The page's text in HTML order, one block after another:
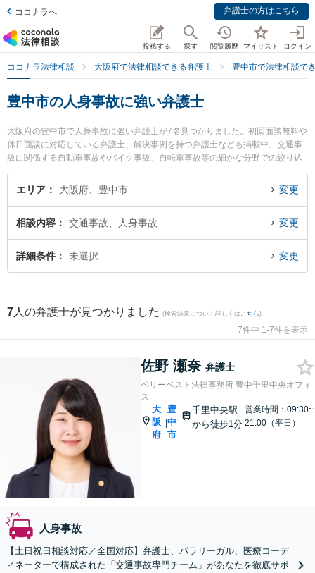
ココナラへ 弁護士の方はこちら
投稿する 探す 閲覧履歴 マイリスト ログイン
ココナラ法律相談 大阪府で法律相談できる弁護士 豊中市で法律相談で
豊中市の人身事故に強い弁護士
大阪府の豊中市で人身事故に強い弁護士が7名見つかりました。初回面談無料や
休日面談に対応している弁護士、解決事例を持つ弁護士なども掲載中。交通事
故に関係する自動車事故やバイク事故、自転車事故等の細かな分野での絞り込
み検索もでき便利です。特にベリーベスト法律事務所 豊中千里中央オフィスの
佐野 瀬奈弁護士やなごみ法律事務所の森岡 満広弁護士、えびす法律事務所の西
したい』『人身事故のトラブル解決の実績豊富な近くの弁護士を検索したい』
『初回相談無料で人身事故を法律相談できる豊中市内の弁護士に相談予約した
い』などでお困りの相談者さんにおすすめです。
エリア 大阪府、豊中市 変更
相談内容 交通事故、人身事故 変更
詳細条件 未選択 変更
7 人の弁護士が見つかりました (検索結果について詳しくは こちら)
7件中 1-7件を表示
佐野 瀬奈 弁護士
ベリーベスト法律事務所 豊中千里中央オフィ
ス
大
阪
府
|
豊
中
市
千里中央駅
から徒歩1分
営業時間：09:30~
21:00（平日）
人身事故
【土日祝日相談対応／全国対応】弁護士、パラリーガル、医療コーデ
ィネーターで構成された「交通事故専門チーム」があなたを徹底サポ